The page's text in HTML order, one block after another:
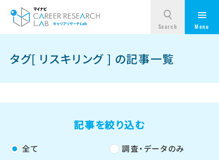
タグ[ リスキリング ] の記事一覧
記事を絞り込む
全て
調査・データのみ